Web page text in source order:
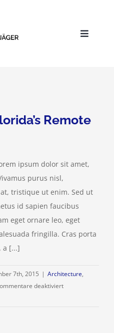
Toggle
Remote
ipsum dolor sit amet,
purus nisl,
tristique ut enim. Sed ut
id sapien faucibus
eget ornare leo, eget
fringilla. Cras porta
a [...]
7th, 2015 | Architecture,
deaktiviertfür